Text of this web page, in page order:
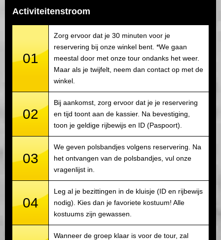
Activiteitenstroom
01
Zorg ervoor dat je 30 minuten voor je
reservering bij onze winkel bent. *We gaan
meestal door met onze tour ondanks het weer.
Maar als je twijfelt, neem dan contact op met de
winkel.
02
Bij aankomst, zorg ervoor dat je je reservering
en tijd toont aan de kassier. Na bevestiging,
toon je geldige rijbewijs en ID (Paspoort).
03
We geven polsbandjes volgens reservering. Na
het ontvangen van de polsbandjes, vul onze
vragenlijst in.
04
Leg al je bezittingen in de kluisje (ID en rijbewijs
nodig). Kies dan je favoriete kostuum! Alle
kostuums zijn gewassen.
Wanneer de groep klaar is voor de tour, zal